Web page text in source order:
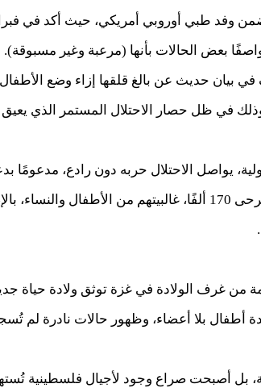
ضمن وفد طبي أوروبي أمريكي، حيث أكد في
بعض الحالات بأنها (مرعبة وغير مسبوقة).
بيان حديث عن بالغ قلقها إزاء وضع
في ظل حصار الاحتلال المستمر الذي
يواصل الاحتلال حربه دون رادع،
من غرف الولادة في غزة توثق ولادة
أطفال بلا أعضاء، وظهور حالات نادرة لم
بل أصبحت صراع وجود لأجيال فلسطينية